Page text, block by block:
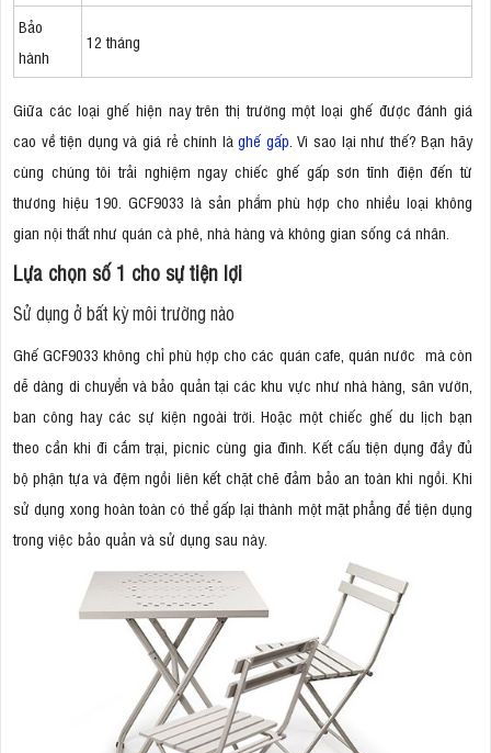
Bảo
hành
12 tháng
Giữa các loại ghế hiện nay trên thị trường một loại ghế được đánh giá
cao về tiện dụng và giá rẻ chính làghế gấp . Vì sao lại như thế? Bạn hãy
cùng chúng tôi trải nghiệm ngay chiếc ghế gấp sơn tĩnh điện đến từ
thương hiệu 190. GCF9033 là sản phẩm phù hợp cho nhiều loại không
gian nội thất như quán cà phê, nhà hàng và không gian sống cá nhân.
Lựa chọn số 1 cho sự tiện lợi
Sử dụng ở bất kỳ môi trường nào
Ghế GCF9033 không chỉ phù hợp cho các quán cafe, quán nước mà còn
dễ dàng di chuyển và bảo quản tại các khu vực như nhà hàng, sân vườn,
ban công hay các sự kiện ngoài trời. Hoặc một chiếc ghế du lịch bạn
theo cần khi đi cắm trại, picnic cùng gia đình. Kết cấu tiện dụng đầy đủ
bộ phận tựa và đệm ngồi liên kết chặt chẽ đảm bảo an toàn khi ngồi. Khi
sử dụng xong hoàn toàn có thể gấp lại thành một mặt phẳng để tiện dụng
trong việc bảo quản và sử dụng sau này.